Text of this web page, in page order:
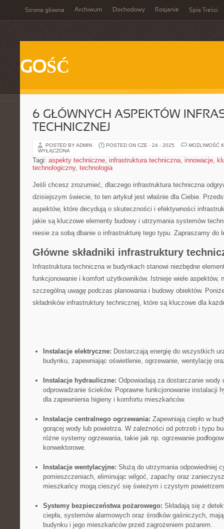
Strona główna Archiwum Dochodowy Rosjanie Spis Treści
GOŚĆ
6 GŁÓWNYCH ASPEKTÓW
TECHNICZNEJ
POSTED BY ADMIN POSTED ON CZE - 24 - 2025
MOŻLIWOŚĆ
WYŁĄCZONA
Tagi: aspekty techniczne, infrastruktura techniczna, innowacje,
technologiczny, technologia
Jeśli chcesz zrozumieć, dlaczego infrastruktura techniczna
dzisiejszym świecie,‍ to ⁢ten ​artykuł jest właśnie ⁢dla Ciebie.
aspektów, które decydują o skuteczności‍ i efektywności
jakie są ⁤kluczowe ⁢elementy budowy i​ utrzymania systemów
niesie ⁤za sobą dbanie o infrastrukturę tego typu. Zapraszamy ​do⁣
Główne składniki infrastruktury⁤
Infrastruktura techniczna w budynkach stanowi niezbędne
funkcjonowanie ⁣i komfort użytkowników. Istnieje wiele aspektów,
szczególną uwagę‍ podczas ‍planowania i budowy obiektów.
składników infrastruktury technicznej, które⁣ są kluczowe dla
Instalacje elektryczne: ⁤Dostarczają energię‍ do wszystkich
budynku, zapewniając oświetlenie, ogrzewanie, wentylację
Instalacje​ hydrauliczne: Odpowiadają za ⁤dostarczanie ⁢wody
odprowadzanie ​ścieków. Poprawne ⁤funkcjonowanie instalacji
dla zapewnienia higieny i‍ komfortu mieszkańców.
Instalacje centralnego ogrzewania: Zapewniają ciepło ⁣w
gorącej wody lub powietrza. W zależności od⁢ potrzeb i ‍typu​
różne ⁣systemy ‌ogrzewania, takie ⁢jak np. ogrzewanie
konwektorowe.
Instalacje wentylacyjne: Służą do utrzymania ⁣odpowiedniej
pomieszczeniach, eliminując ​wilgoć,‌ zapachy oraz
mieszkańcy mogą cieszyć się świeżym i⁢ czystym
Systemy bezpieczeństwa pożarowego: Składają się z
ciepła, systemów alarmowych⁤ oraz środków gaśniczych,
budynku i jego mieszkańców przed zagrożeniem ‍pożarem.